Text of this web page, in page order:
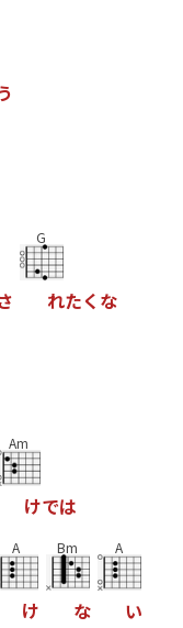
G
れたく な
Am
けでは
A
け
Bm
な
A
い